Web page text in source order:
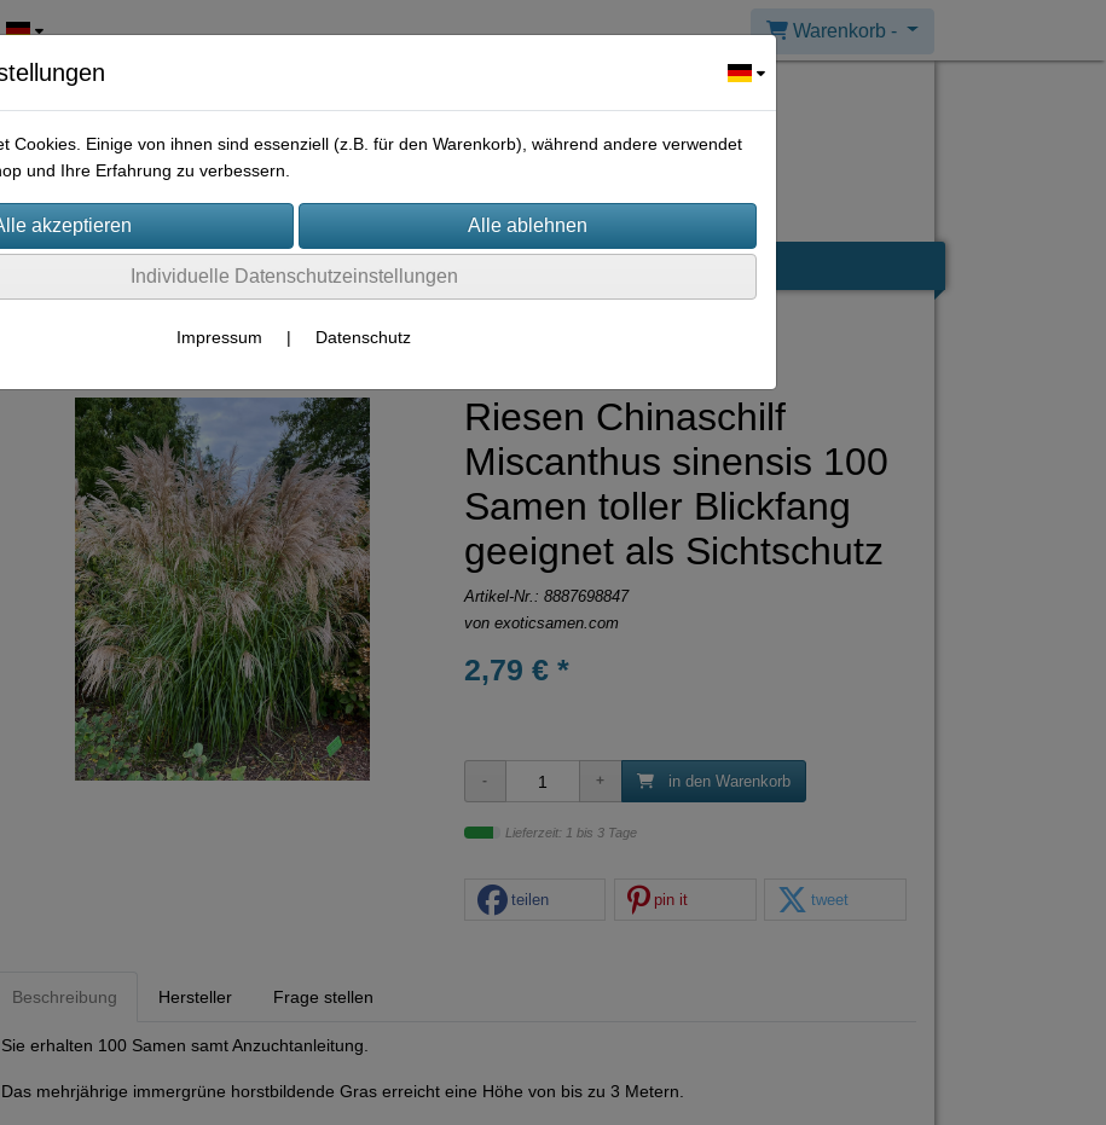
Warenkorb -
Riesen Chinaschilf
Miscanthus sinensis 100
Samen toller Blickfang
geeignet als Sichtschutz
Artikel-Nr.: 8887698847
von exoticsamen.com
2,79 € *
in den Warenkorb
Lieferzeit: 1 bis 3 Tage
teilen pin it tweet
Beschreibung Hersteller Frage stellen
Sie erhalten 100 Samen samt Anzuchtanleitung.
Das mehrjährige immergrüne horstbildende Gras erreicht eine Höhe von bis zu 3 Metern.
Cookies. Einige von ihnen sind essenziell (z.B. für den Warenkorb), während andere verwendet
und Ihre Erfahrung zu verbessern.
Individuelle Datenschutzeinstellungen
Impressum | Datenschutz